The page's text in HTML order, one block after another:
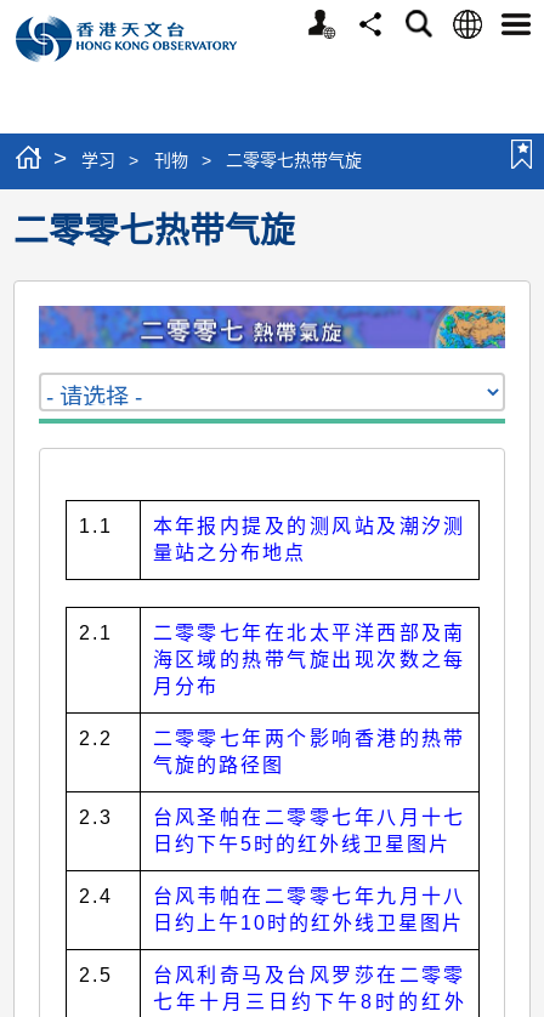
个
分
搜
语
选
> 学习 > 刊物 > 二零零七热带气旋
二零零七热带气旋
1.1
本年报内提及的测风站及潮汐测
量站之分布地点
2.1
二零零七年在北太平洋西部及南
海区域的热带气旋出现次数之每
月分布
2.2
二零零七年两个影响香港的热带
气旋的路径图
2.3
台风圣帕在二零零七年八月十七
日约下午5时的红外线卫星图片
2.4
台风韦帕在二零零七年九月十八
日约上午10时的红外线卫星图片
2.5
台风利奇马及台风罗莎在二零零
七年十月三日约下午8时的红外